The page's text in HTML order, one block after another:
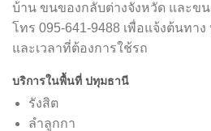
บ้าน ขนของกลับต่างจังหวัด และข
โทร 095-641-9488 เพื่อแจ้งต้นทา
และเวลาที่ต้องการใช้รถ
บริการในพื้นที่ ปทุมธานี
รังสิต
ลำลูกกา